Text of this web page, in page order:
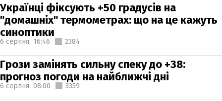
Українці фіксують +50 градусів на
"домашніх" термометрах: що на це кажуть
синоптики
6 серпня, 16:46 2384
Грози замінять сильну спеку до +38:
прогноз погоди на найближчі дні
6 серпня, 08:00 3359